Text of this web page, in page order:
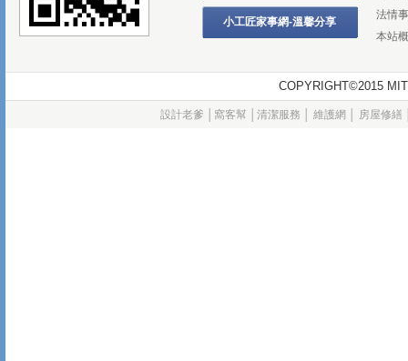
小工匠家事網-溫馨分享
法情
本站
COPYRIGHT©2015
設計老爹 窩客幫 清潔服務 維護網 房屋修繕